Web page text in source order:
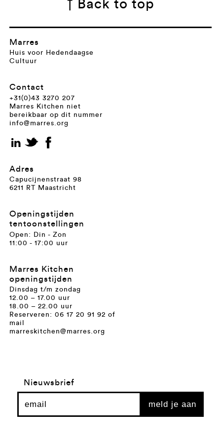
↑ Back to top
Marres
Huis voor Hedendaagse
Cultuur
Contact
+31(0)43 3270 207
Marres Kitchen niet
bereikbaar op dit nummer
info@marres.org
Adres
Capucijnenstraat 98
6211 RT Maastricht
Openingstijden
tentoonstellingen
Open: Din - Zon
11:00 - 17:00 uur
Marres Kitchen
openingstijden
Dinsdag t/m zondag
12.00 – 17.00 uur
18.00 – 22.00 uur
Reserveren: 06 17 20 91 92 of
mail
marreskitchen@marres.org
Nieuwsbrief